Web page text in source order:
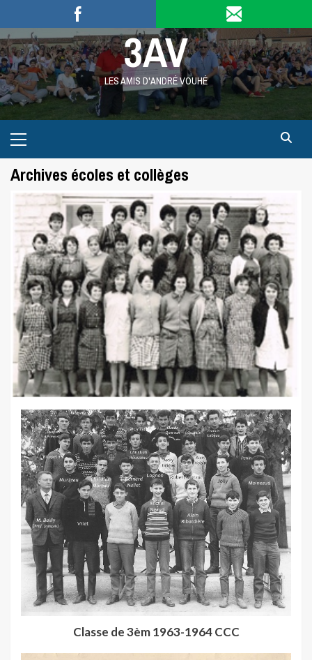
to
content
3AV
LES AMIS D'ANDRÉ VOUHÉ
Menu
Archives écoles et collèges
Classe de 3èm 1963-1964 CCC